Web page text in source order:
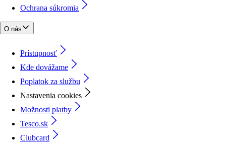
Ochrana súkromia
O nás
Prístupnosť
Kde dovážame
Poplatok za službu
Nastavenia cookies
Možnosti platby
Tesco.sk
Clubcard